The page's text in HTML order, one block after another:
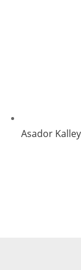
Asador